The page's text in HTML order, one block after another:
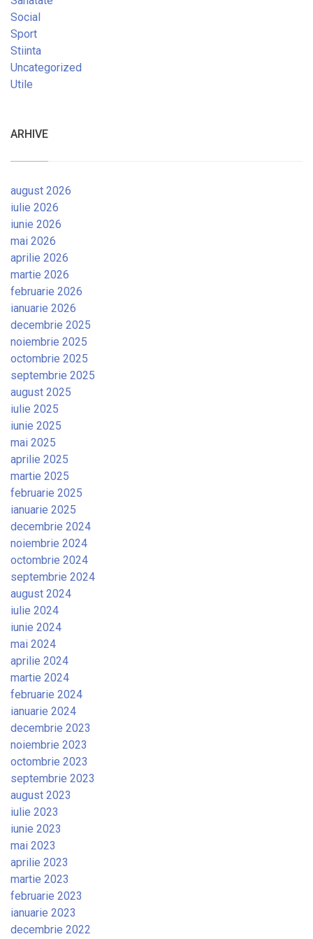
Social
Sport
Stiinta
Uncategorized
Utile
ARHIVE
august 2026
iulie 2026
iunie 2026
mai 2026
aprilie 2026
martie 2026
februarie 2026
ianuarie 2026
decembrie 2025
noiembrie 2025
octombrie 2025
septembrie 2025
august 2025
iulie 2025
iunie 2025
mai 2025
aprilie 2025
martie 2025
februarie 2025
ianuarie 2025
decembrie 2024
noiembrie 2024
octombrie 2024
septembrie 2024
august 2024
iulie 2024
iunie 2024
mai 2024
aprilie 2024
martie 2024
februarie 2024
ianuarie 2024
decembrie 2023
noiembrie 2023
octombrie 2023
septembrie 2023
august 2023
iulie 2023
iunie 2023
mai 2023
aprilie 2023
martie 2023
februarie 2023
ianuarie 2023
decembrie 2022